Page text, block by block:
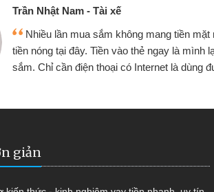
Tôi kinh doanh buôn bán
hàng, nhờ biết đến website
quyết được công việc của
giản